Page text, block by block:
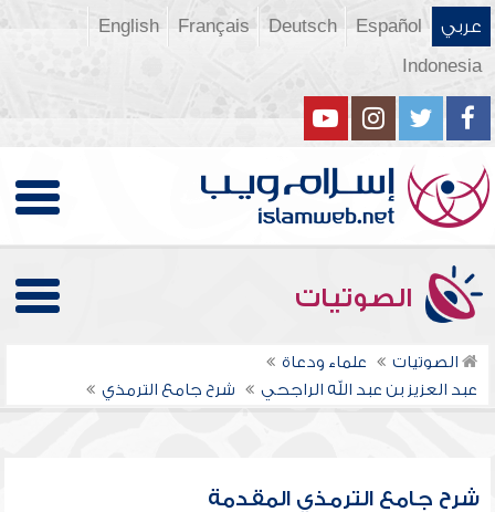
عربي Español
Deutsch
Français
English
Indonesia
الصوتيات
الصوتيات
علماء ودعاة
عبد العزيز بن عبد الله الراجحي
شرح جامع الترمذي
شرح جامع الترمذي المقدمة